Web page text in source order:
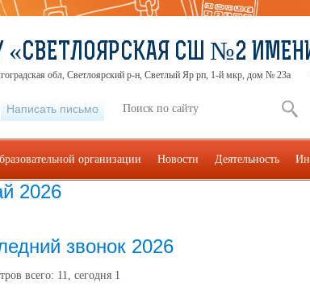
2026
звонок 2026
всего: 11, сегодня 1
«СВЕТЛОЯРСКАЯ СШ №2
обл, Светлоярский р-н, Светлый Яр рп, 1-й мкр, дом № 23а
Написать письмо
организации Новости Деятельность